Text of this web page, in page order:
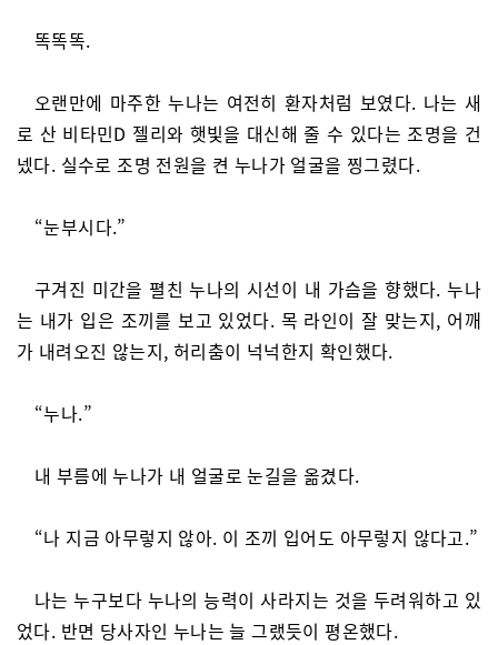
똑똑똑.
오랜만에 마주한 누나는 여전히 환자처럼 보였다. 나는 새
로 산 비타민D 젤리와 햇빛을 대신해 줄 수 있다는 조명을 건
넸다. 실수로 조명 전원을 켠 누나가 얼굴을 찡그렸다.
“눈부시다.”
구겨진 미간을 펼친 누나의 시선이 내 가슴을 향했다. 누나
는 내가 입은 조끼를 보고 있었다. 목 라인이 잘 맞는지, 어깨
가 내려오진 않는지, 허리춤이 넉넉한지 확인했다.
“누나.”
내 부름에 누나가 내 얼굴로 눈길을 옮겼다.
“나 지금 아무렇지 않아. 이 조끼 입어도 아무렇지 않다고.”
나는 누구보다 누나의 능력이 사라지는 것을 두려워하고 있
었다. 반면 당사자인 누나는 늘 그랬듯이 평온했다.